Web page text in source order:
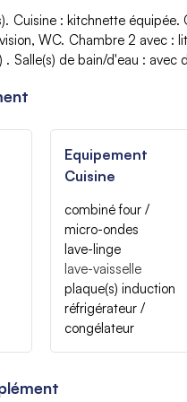
Cuisine : kitchnette équipée
WC Chambre 2 avec :
Salle(s) de bain/d'eau : avec
Equipement
Cuisine
combiné four /
micro-ondes
lave-linge
lave-vaisselle
plaque(s) induction
réfrigérateur /
congélateur